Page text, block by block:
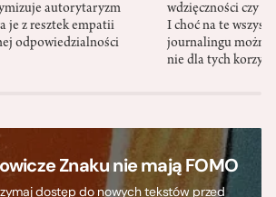
autorytaryzm
je z resztek empatii
odpowiedzialności
wdzięczności czy
I choć na te
journalingu można
nie dla tych
Znaku nie mają FOMO
dostęp do nowych tekstów przed